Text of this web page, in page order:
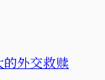
外交救赎